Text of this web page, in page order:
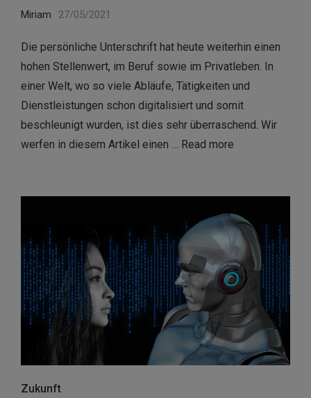
Miriam 27/05/2021
Die persönliche Unterschrift hat heute weiterhin einen
hohen Stellenwert, im Beruf sowie im Privatleben. In
einer Welt, wo so viele Abläufe, Tätigkeiten und
Dienstleistungen schon digitalisiert und somit
beschleunigt wurden, ist dies sehr überraschend. Wir
werfen in diesem Artikel einen … Read more
Zukunft